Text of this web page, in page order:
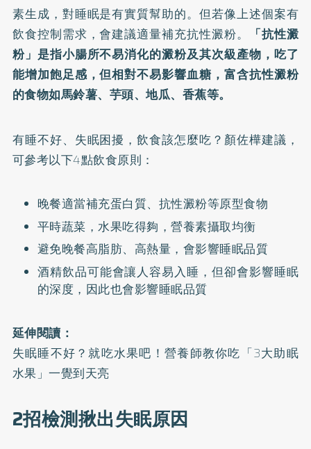
素生成，對睡眠是有實質幫助的。但若像上述個案有
飲食控制需求，會建議適量補充抗性澱粉。
「抗性澱
粉」是指小腸所不易消化的澱粉及其次級產物，吃了
能增加飽足感，但相對不易影響血糖，富含抗性澱粉
的食物如馬鈴薯、芋頭、地瓜、香蕉等。
有睡不好、失眠困擾，飲食該怎麼吃？顏佐樺建議，
可參考以下4點飲食原則：
晚餐適當補充蛋白質、抗性澱粉等原型食物
平時蔬菜，水果吃得夠，營養素攝取均衡
避免晚餐高脂肪、高熱量，會影響睡眠品質
酒精飲品可能會讓人容易入睡，但卻會影響睡眠
的深度，因此也會影響睡眠品質
延伸閱讀：
失眠睡不好？就吃水果吧！營養師教你吃「3大助眠
水果」一覺到天亮
2招檢測揪出失眠原因